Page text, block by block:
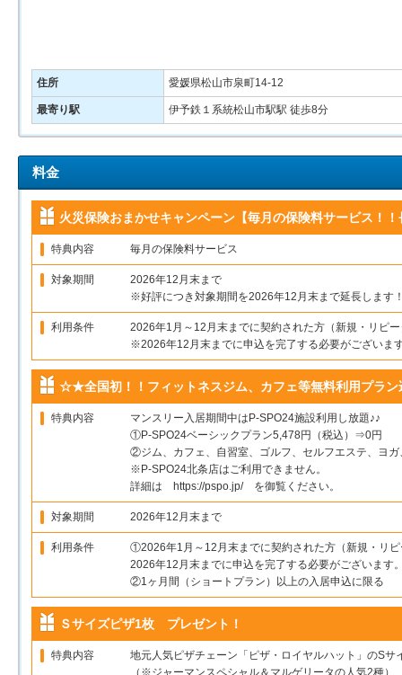
住所 愛媛県松山市泉町14-12
最寄り駅 伊予鉄１系統松山市駅駅 徒歩8分
料金
火災保険おまかせキャンペーン【毎月の保険料サービス！
特典内容 毎月の保険料サービス
対象期間
2026年12月末まで
※好評につき対象期間を2026年12月末まで延長します
利用条件
2026年1月～12月末までに契約された方（新規・リピ
※2026年12月末までに申込を完了する必要がございま
☆★全国初！！フィットネスジム、カフェ等無料利用プラ
特典内容
マンスリー入居期間中はP-SPO24施設利用し放題♪♪
①P-SPO24ベーシックプラン5,478円（税込）⇒0円
②ジム、カフェ、自習室、ゴルフ、セルフエステ、ヨ
※P-SPO24北条店はご利用できません。
詳細は https://pspo.jp/ を御覧ください。
対象期間 2026年12月末まで
利用条件
①2026年1月～12月末までに契約された方（新規・リ
2026年12月末までに申込を完了する必要がございます
②1ヶ月間（ショートプラン）以上の入居申込に限る
Ｓサイズピザ1枚 プレゼント！
特典内容
地元人気ピザチェーン「ピザ・ロイヤルハット」のS
（※ジャーマンスペシャル＆マルゲリータの人気2種）